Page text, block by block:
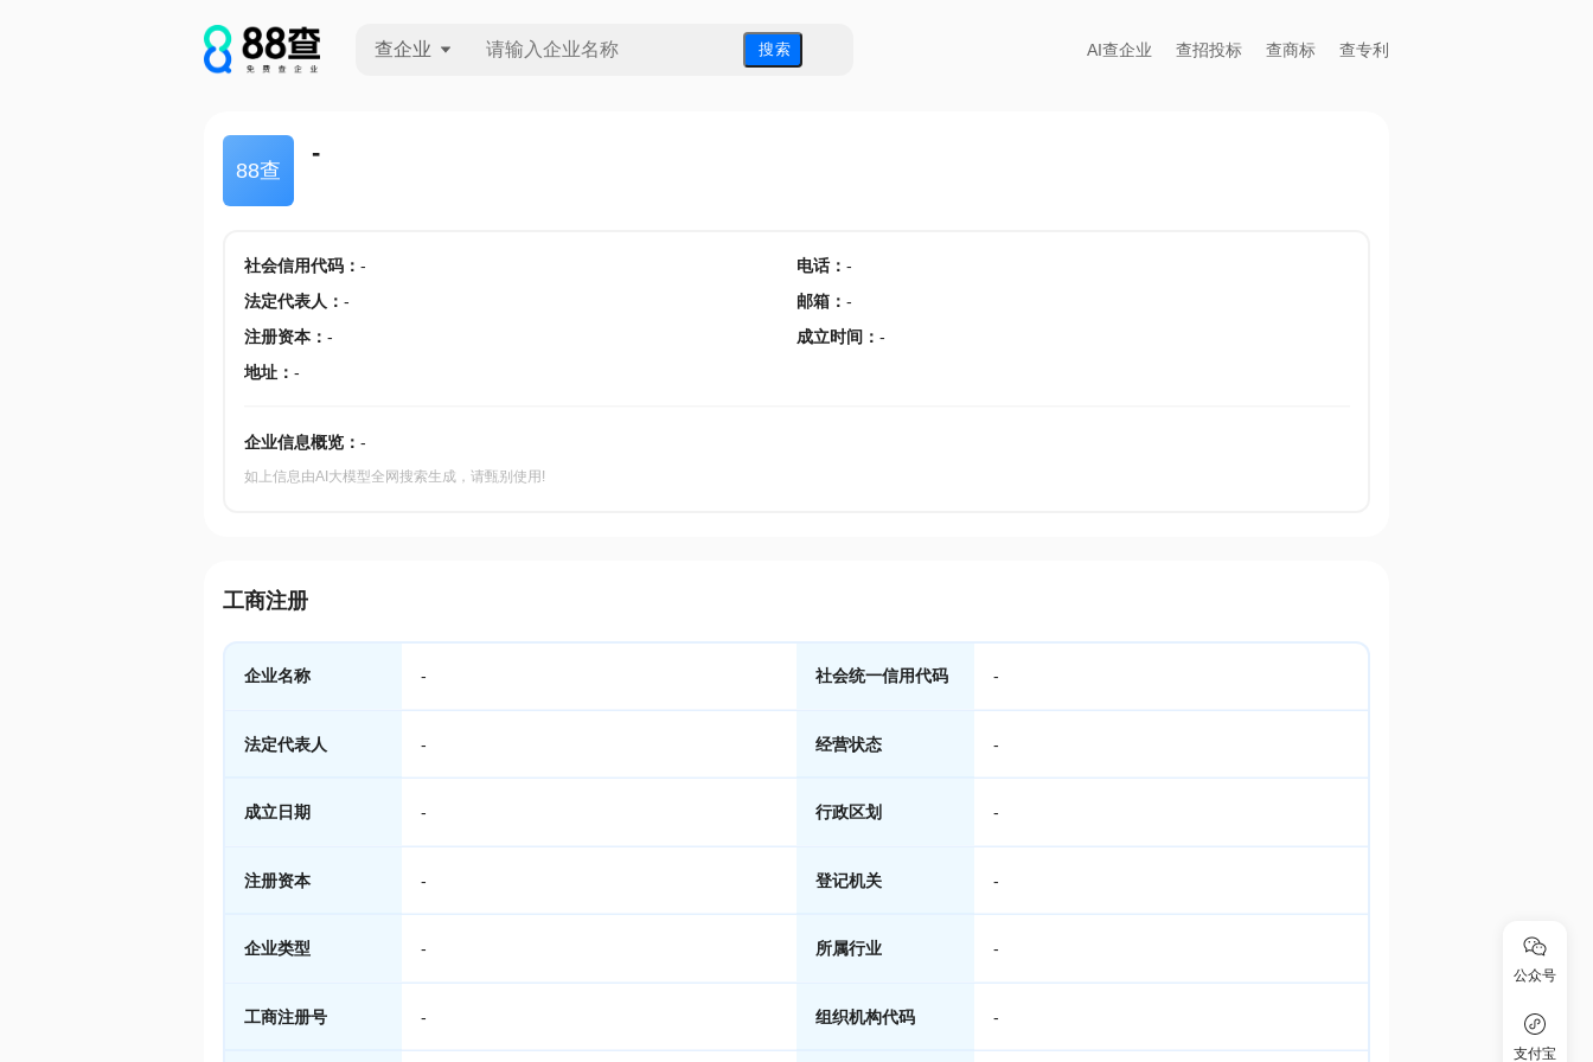
查企业 搜 索 AI查企业 查招投标 查商标 查专利
88查
-
社会信用代码： - 电话： -
法定代表人 ： - 邮箱 ： -
注册资本： - 成立时间 ： -
地址： -
企业信息概览： -
如上信息由AI大模型全网搜索生成，请甄别使用!
工商注册
企业名称 - 社会统一信用代码 -
法定代表人 - 经营状态 -
成立日期 - 行政区划 -
注册资本 - 登记机关 -
企业类型 - 所属行业 -
工商注册号 - 组织机构代码 -
公众号
支付宝